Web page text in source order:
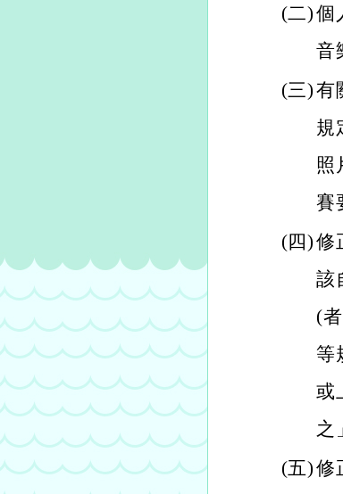
(二)個
音
(三)有
規
照
賽
(四)修
該
(
等
或
之
(五)修